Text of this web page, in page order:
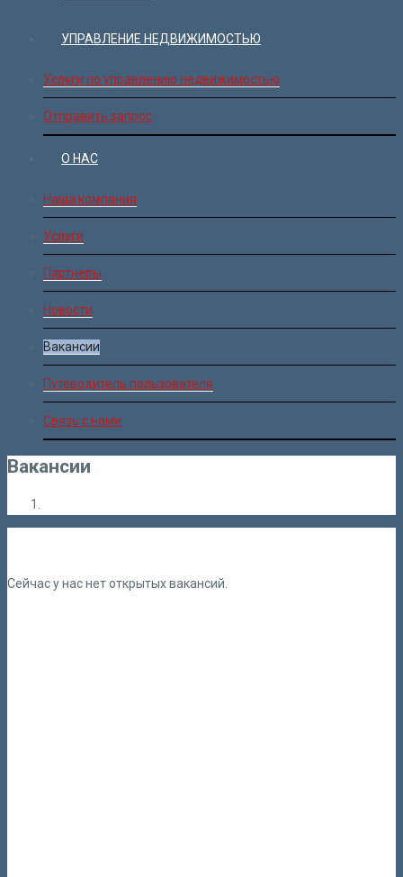
УПРАВЛЕНИЕ НЕДВИЖИМОСТЬЮ
Услуги по управлению недвижимостью
Отправить запрос
О НАС
Наша компания
Услуги
Партнеры
Новости
Вакансии
Путеводитель пользователя
Связь с нами
Вакансии
Сейчас у нас нет открытых вакансий.